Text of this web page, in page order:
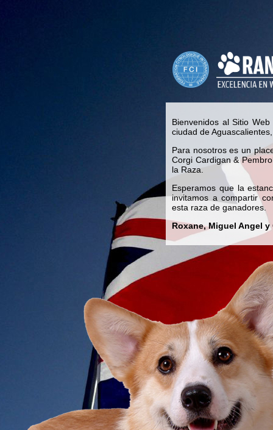
Bienvenidos al Sitio
ciudad de
Para nosotros es un
Corgi Cardigan &
la Raza.
Esperamos que la
invitamos a compartir
esta raza de ganadores.
Roxane, Miguel Angel y